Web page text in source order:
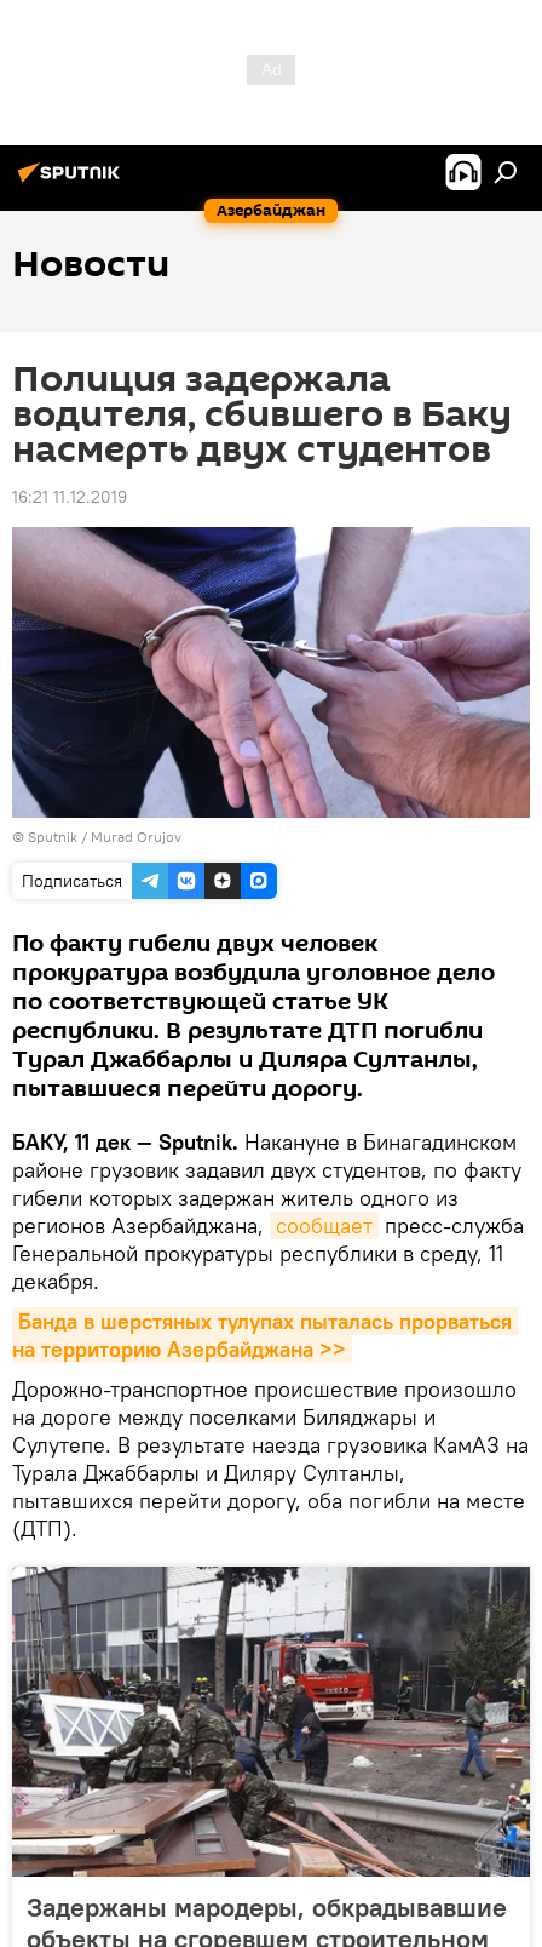
Азербайджан
Новости
Полиция задержала
водителя, сбившего в Баку
насмерть двух студентов
16:21 11.12.2019
© Sputnik / Murad Orujov
Подписаться
По факту гибели двух человек
прокуратура возбудила уголовное дело
по соответствующей статье УК
республики. В результате ДТП погибли
Турал Джаббарлы и Диляра Султанлы,
пытавшиеся перейти дорогу.
БАКУ, 11 дек — Sputnik. Накануне в Бинагадинском
районе грузовик задавил двух студентов, по факту
гибели которых задержан житель одного из
регионов Азербайджана, сообщает пресс-служба
Генеральной прокуратуры республики в среду, 11
декабря.
Банда в шерстяных тулупах пыталась прорваться
на территорию Азербайджана >>
Дорожно-транспортное происшествие произошло
на дороге между поселками Биляджары и
Сулутепе. В результате наезда грузовика КамАЗ на
Турала Джаббарлы и Диляру Султанлы,
пытавшихся перейти дорогу, оба погибли на месте
(ДТП).
Задержаны мародеры, обкрадывавшие
объекты на сгоревшем строительном